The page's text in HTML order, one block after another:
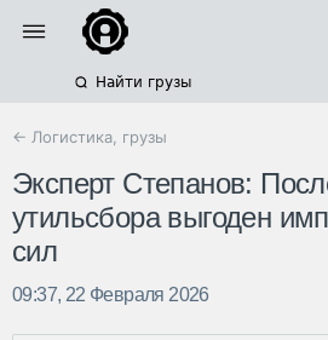
Найти грузы
← Логистика, грузы
Эксперт Степанов:
утильсбора выгоден
сил
09:37, 22 Февраля 2026